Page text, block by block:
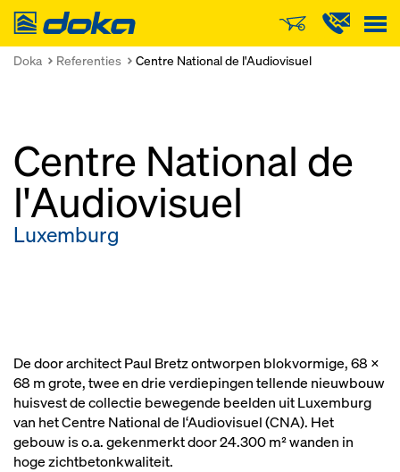
Doka
Doka Referenties Centre National de l'Audiovisuel
Centre National de
l'Audiovisuel
Luxemburg
De door architect Paul Bretz ontworpen blokvormige, 68 x
68 m grote, twee en drie verdiepingen tellende nieuwbouw
huisvest de collectie bewegende beelden uit Luxemburg
van het Centre National de l‘Audiovisuel (CNA). Het
gebouw is o.a. gekenmerkt door 24.300 m² wanden in
hoge zichtbetonkwaliteit.